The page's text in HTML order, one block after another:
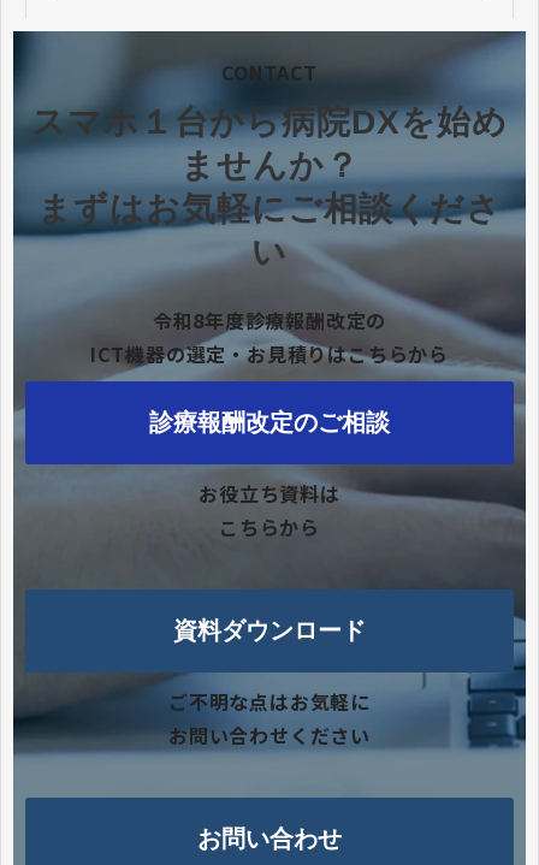
CONTACT
スマホ１台から病院DXを始め
ませんか？
まずはお気軽にご相談くださ
い
令和8年度診療報酬改定の
ICT機器の選定・お見積りはこちらから
診療報酬改定のご相談
お役立ち資料は
こちらから
資料ダウンロード
ご不明な点はお気軽に
お問い合わせください
お問い合わせ